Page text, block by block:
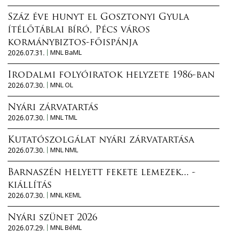
Száz éve hunyt el Gosztonyi Gyula
ítélőtáblai bíró, Pécs város
kormánybiztos-főispánja
2026.07.31.
MNL BaML
Irodalmi folyóiratok helyzete 1986-ban
2026.07.30.
MNL OL
Nyári zárvatartás
2026.07.30.
MNL TML
Kutatószolgálat nyári zárvatartása
2026.07.30.
MNL NML
Barnaszén helyett fekete lemezek... -
kiállítás
2026.07.30.
MNL KEML
Nyári szünet 2026
2026.07.29.
MNL BéML